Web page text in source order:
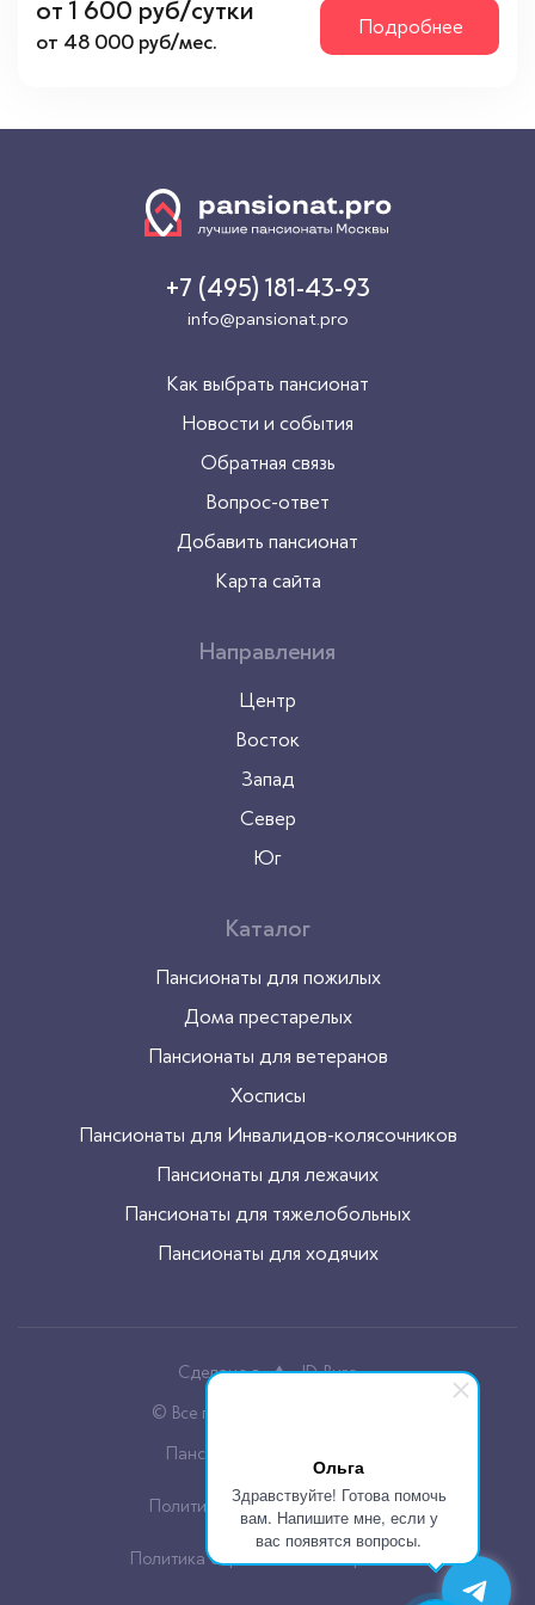
Ольга
Здравствуйте! Готова помочь
вам. Напишите мне, если у
вас появятся вопросы.
4 звезды (1)
Котельники(2)
(1)
3-х местная комната (1)
4-х местная комната
(1)
Ближайшее Подмосковье
(2)
от 1 600 руб/сутки
от 48 000 руб/мес.
Подробнее
+7 (495) 181-43-93
info@pansionat.pro
Как выбрать пансионат
Новости и события
Обратная связь
Вопрос-ответ
Добавить пансионат
Карта сайта
Направления
Центр
Восток
Запад
Север
Юг
Каталог
Пансионаты для пожилых
Дома престарелых
Пансионаты для ветеранов
Хосписы
Пансионаты для Инвалидов-колясочников
Пансионаты для лежачих
Пансионаты для тяжелобольных
Пансионаты для ходячих
Сделано в
JD-Buro
© Все права защищены, 2026
Пансионаты для пожилых
Политика конфиденцальности
Политика обработки cookie файлов